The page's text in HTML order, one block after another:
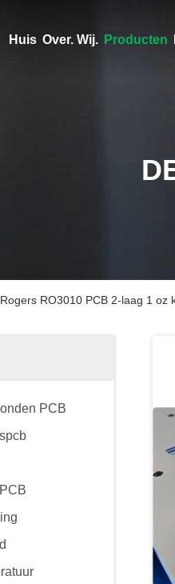
Huis Over. Wij. Producten
Rogers RO3010 PCB 2-laag 1 oz
PCB